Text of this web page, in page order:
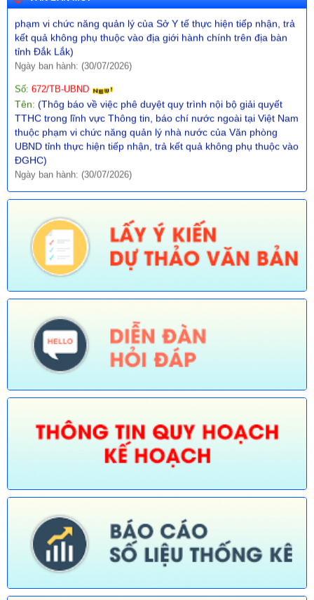
Ngày ban hành: (30/07/2026)
Số: 672/TB-UBND
Tên: (Thôg báo về việc phê duyệt quy trình nội bộ giải quyết
TTHC trong lĩnh vực Thông tin, báo chí nước ngoài tại Việt Nam
thuộc phạm vi chức năng quản lý nhà nước của Văn phòng
UBND tỉnh thực hiện tiếp nhận, trả kết quả không phụ thuộc vào
ĐGHC)
Ngày ban hành: (30/07/2026)
Số:673/TB-UBND
Tên: (Thông báo về việc công bố Danh mục thủ tục hành chính
được sửa đổi, bổ sung trong lĩnh vực Phát thanh truyền hình và
hóa, Thể thao và Du lịch)
Ngày ban hành: (30/07/2026)
Số:674/TB-UBND
(Thông báo về việc công bố Danh mục thủ tục hành chính
thủy nội địa thuộc phạm vi chức năng quản lý của Sở Xây dựng)
Ngày ban hành: (30/07/2026)
675/TB-UBND
Tên: (Thông báo về việc công bố Danh mục thủ tục hành chính
bị bãi bỏ trong lĩnh vực nông nghiệp thuộc phạm vi chức năng
676/TB-UBND
Tên:(Thông báo về việc công bố thủ tục hành chính nội bộ
được sửa đổi, bổ sung trong lĩnh vực đường thủy nội địa thuộc
phạm vi chức năng quản lý của Sở Xây dựng)
Số:677/TB-UBND
(Thông báo về việc công bố Danh mục thủ tục hành chính
được sửa đổi, bổ sung lĩnh vực an toàn bức xạ và hạt nhân
thuộc phạm vi chức năng quản lý của Sở Khoa học và Công
nghệ)
Ngày ban hành: (30/07/2026)